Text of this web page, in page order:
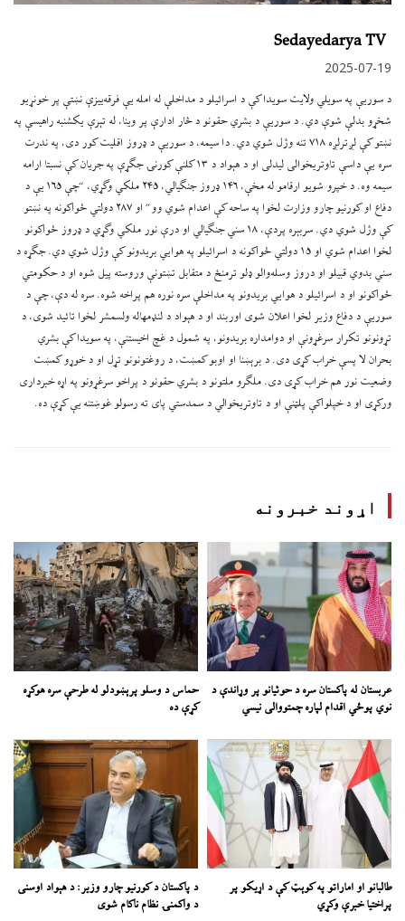
Sedayedarya TV
2025-07-19
د سوریې په سویلي ولایت سویدا کې د اسرائیلو د مداخلې له امله یې فرقه‌ییزې نښتې پر خونړیو
شخړو بدلې شوې دي. د سوریې د بشري حقونو د څار ادارې پر وینا، له تېرې يکشنبه راهیسې په
نښتو کې لږترلږه ۷۱۸ تنه وژل شوي دي. دا سیمه، د سوریې د ډروز اقلیت کور دی، په ندرت
سره يې داسې تاوتریخوالی لیدلی او د هېواد د ۱۳ کلنې کورنۍ جګړې په جریان کې نسبتا ارامه
سیمه وه. د خپرو شویو ارقامو له مخې، ۱۴۶ ډروز جنګیالي، ۲۴۵ ملکي وګړي، “چې ۱۶۵ یې د
دفاع او کورنیو چارو وزارت لخوا په ساحه کې اعدام شوي وو” او ۲۸۷ دولتي ځواکونه په نښتو
کې وژل شوي دي. سربېره پردې، ۱۸ سني جنګیالي او درې نور ملکي وګړي د ډروز ځواکونو
لخوا اعدام شوي او ۱۵ دولتي ځواکونه د اسرائیلو په هوايي بریدونو کې وژل شوي دي. جګړه د
سني بدوي قبیلو او دروز وسله‌والو ډلو ترمنځ د متقابل تښتونې وروسته پیل شوه او د حکومتي
ځواکونو او د اسرائیلو د هوايي بریدونو په مداخلې سره نوره هم پراخه شوه. سره له دې، چې د
سوریې د دفاع وزیر لخوا اعلان شوی اوربند او د هېواد د لنډمهاله ولسمشر لخوا تائید شوی، د
تړونونو تکرار سرغړونې او دوامداره بریدونو، په شمول د غچ اخیستنې، په سویدا کې بشري
بحران لا پسې خراب کړی دی. د برېښنا او اوبو کمښت، د روغتونونو تړل او د خوړو کمښت
وضعیت نور هم خراب کړی دی. ملګرو ملتونو د بشري حقونو د پراخو سرغړونو په اړه خبرداری
ورکړی او د خپلواکې پلټنې او د تاوتریخوالي د سمدستي پای ته رسولو غوښتنه یې کړې ده.
اړوند خبرونه
عربستان له پاکستان سره د حوثیانو پر وړاندې د
نوي پوځي اقدام لپاره چمتووالی نیسي
حماس د وسلو پرېښودلو له طرحې سره هوکړه
کړې ده
طالبانو او اماراتو په کوېټ کې د اړیکو پر
پراختیا خبرې وکړي
د پاکستان د کورنیو چارو وزیر: د هېواد اوسنی
د واکمنۍ نظام ناکام شوی